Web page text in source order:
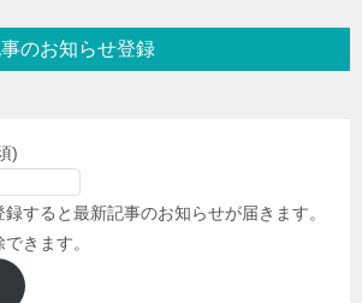
のお知らせ登録
)
すると最新記事のお知らせが届きます。
きます。